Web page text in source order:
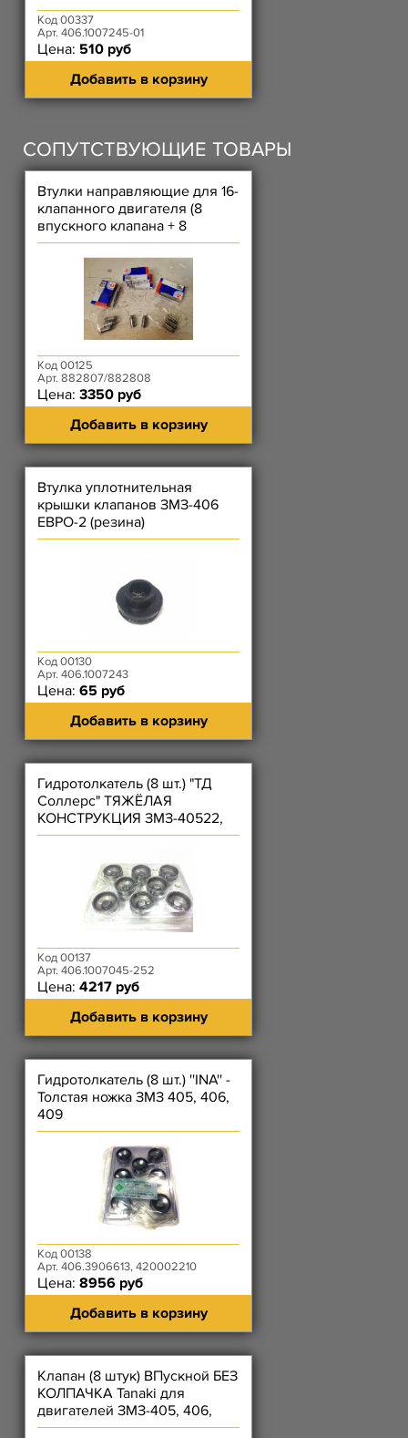
Код 00337
Арт. 406.1007245-01
Цена: 510 руб
Добавить в корзину
СОПУТСТВУЮЩИЕ ТОВАРЫ
Втулки направляющие для 16-
клапанного двигателя (8
впускного клапана + 8
выпускного клапана) SM
Код 00125
Арт. 882807/882808
Цена: 3350 руб
Добавить в корзину
Втулка уплотнительная
крышки клапанов ЗМЗ-406
ЕВРО-2 (резина)
Код 00130
Арт. 406.1007243
Цена: 65 руб
Добавить в корзину
Гидротолкатель (8 шт.) "ТД
Соллерс" ТЯЖЁЛАЯ
КОНСТРУКЦИЯ ЗМЗ-40522,
4062, 4063, 409, 40524,
Код 00137
Арт. 406.1007045-252
Цена: 4217 руб
Добавить в корзину
Гидротолкатель (8 шт.) ''INA'' -
Толстая ножка ЗМЗ 405, 406,
409
Код 00138
Арт. 406.3906613, 420002210
Цена: 8956 руб
Добавить в корзину
Клапан (8 штук) ВПускной БЕЗ
КОЛПАЧКА Tanaki для
двигателей ЗМЗ-405, 406,
409